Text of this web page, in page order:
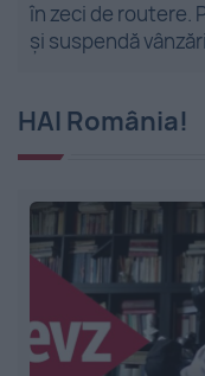
în zeci de routere.
și suspendă
HAI România!